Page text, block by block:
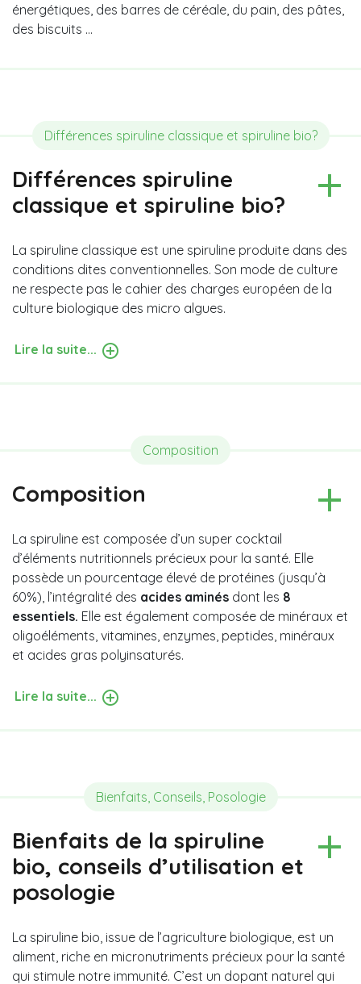
énergétiques, des barres de céréale, du pain, des pâtes,
des biscuits …
Différences spiruline classique et spiruline bio?
Différences spiruline
classique et spiruline bio?
La spiruline classique est une spiruline produite dans des
conditions dites conventionnelles. Son mode de culture
ne respecte pas le cahier des charges européen de la
culture biologique des micro algues.
Lire la suite...
Composition
Composition
La spiruline est composée d’un super cocktail
d’éléments nutritionnels précieux pour la santé. Elle
possède un pourcentage élevé de protéines (jusqu’à
60%), l’intégralité des acides aminés dont les 8
essentiels. Elle est également composée de minéraux et
oligoéléments, vitamines, enzymes, peptides, minéraux
et acides gras polyinsaturés.
Lire la suite...
Bienfaits, Conseils, Posologie
Bienfaits de la spiruline
bio, conseils d’utilisation et
posologie
La spiruline bio, issue de l’agriculture biologique, est un
aliment, riche en micronutriments précieux pour la santé
qui stimule notre immunité. C’est un dopant naturel qui